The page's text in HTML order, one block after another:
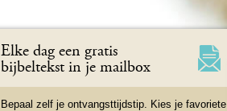
Elke dag een gratis
bijbeltekst in je mailbox
Bepaal zelf je ontvangsttijdstip. Kies je favoriete